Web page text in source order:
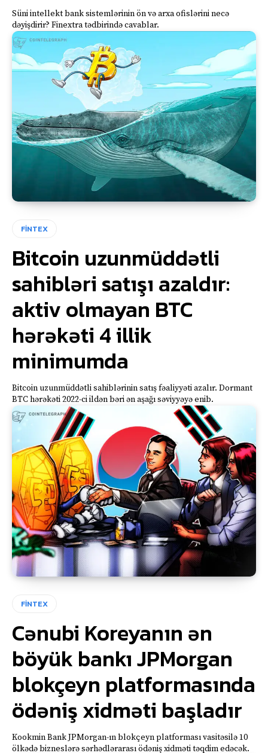
Süni intellekt bank sistemlərinin ön və arxa ofislərini necə
dəyişdirir? Finextra tədbirində cavablar.
FİNTEX
Bitcoin uzunmüddətli
sahibləri satışı azaldır:
aktiv olmayan BTC
hərəkəti 4 illik
minimumda
Bitcoin uzunmüddətli sahiblərinin satış fəaliyyəti azalır. Dormant
BTC hərəkəti 2022-ci ildən bəri ən aşağı səviyyəyə enib.
FİNTEX
Cənubi Koreyanın ən
böyük bankı JPMorgan
blokçeyn platformasında
ödəniş xidməti başladır
Kookmin Bank JPMorgan-ın blokçeyn platforması vasitəsilə 10
ölkədə bizneslərə sərhədlərarası ödəniş xidməti təqdim edəcək.